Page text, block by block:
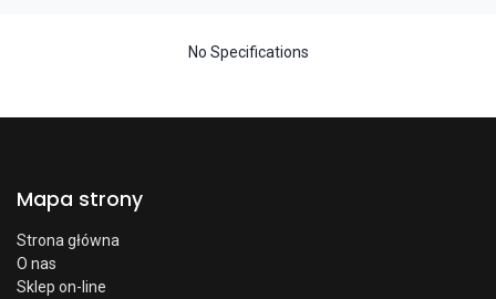
No Specifications
Mapa strony
Strona główna
O nas
Sklep on-line